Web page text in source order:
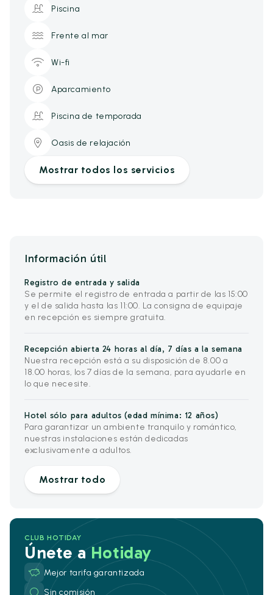
Piscina
Frente al mar
Wi-fi
Aparcamiento
Piscina de temporada
Oasis de relajación
Mostrar todos los servicios
Información útil
Registro de entrada y salida
Se permite el registro de entrada a partir de las 15:00
y el de salida hasta las 11:00. La consigna de equipaje
en recepción es siempre gratuita.
Recepción abierta 24 horas al día, 7 días a la semana
Nuestra recepción está a su disposición de 8.00 a
18.00 horas, los 7 días de la semana, para ayudarle en
lo que necesite.
Hotel sólo para adultos (edad mínima: 12 años)
Para garantizar un ambiente tranquilo y romántico,
nuestras instalaciones están dedicadas
exclusivamente a adultos.
Mostrar todo
CLUB HOTIDAY
Únete aHotiday
Mejor tarifa garantizada
Sin comisión